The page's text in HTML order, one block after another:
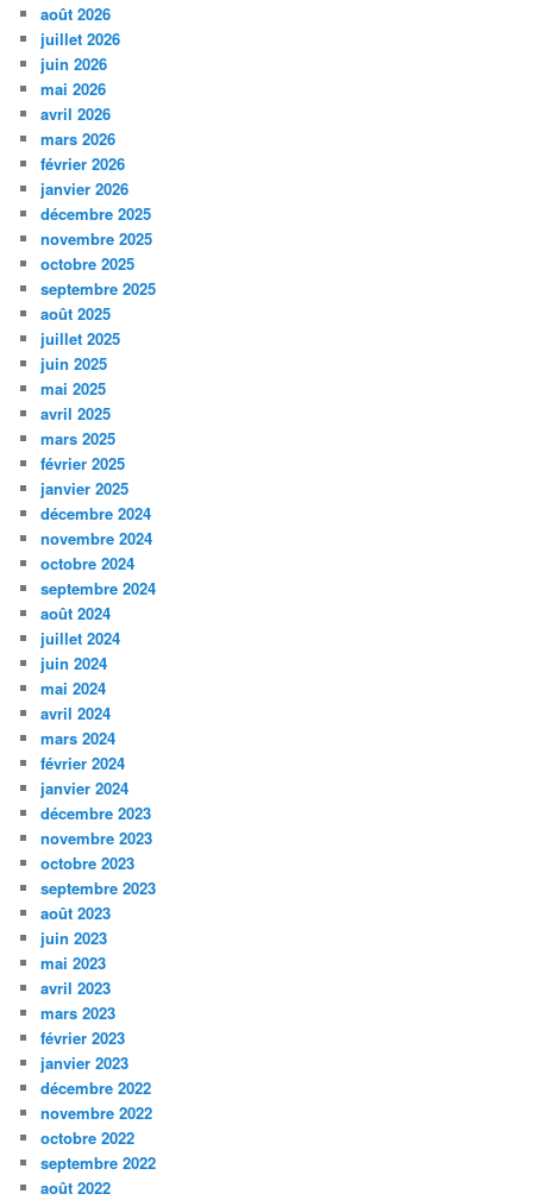
août 2026
juillet 2026
juin 2026
mai 2026
avril 2026
mars 2026
février 2026
janvier 2026
décembre 2025
novembre 2025
octobre 2025
septembre 2025
août 2025
juillet 2025
juin 2025
mai 2025
avril 2025
mars 2025
février 2025
janvier 2025
décembre 2024
novembre 2024
octobre 2024
septembre 2024
août 2024
juillet 2024
juin 2024
mai 2024
avril 2024
mars 2024
février 2024
janvier 2024
décembre 2023
novembre 2023
octobre 2023
septembre 2023
août 2023
juin 2023
mai 2023
avril 2023
mars 2023
février 2023
janvier 2023
décembre 2022
novembre 2022
octobre 2022
septembre 2022
août 2022